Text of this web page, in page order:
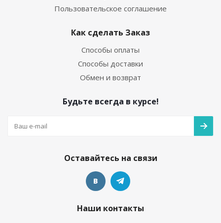
Пользовательское соглашение
Как сделать Заказ
Способы оплаты
Способы доставки
Обмен и возврат
Будьте всегда в курсе!
Оставайтесь на связи
Наши контакты